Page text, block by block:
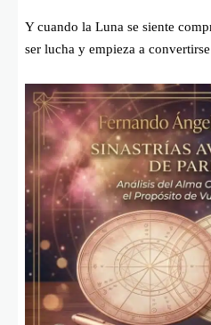
Y cuando la Luna se siente
ser lucha y empieza a